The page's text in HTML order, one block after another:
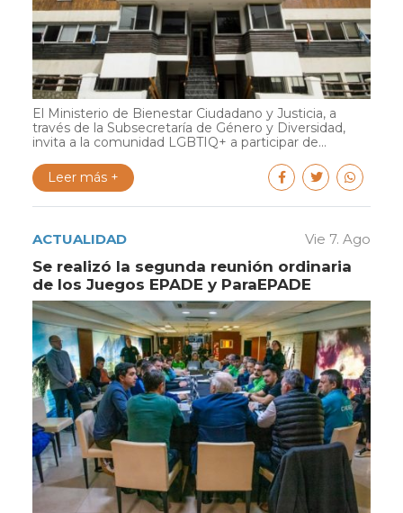
El Ministerio de Bienestar Ciudadano y Justicia, a
través de la Subsecretaría de Género y Diversidad,
invita a la comunidad LGBTIQ+ a participar de...
Leer más +
ACTUALIDAD Vie 7. Ago
Se realizó la segunda reunión ordinaria
de los Juegos EPADE y ParaEPADE